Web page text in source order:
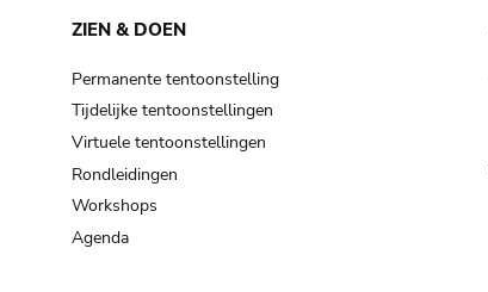
ZIEN & DOEN
Permanente tentoonstelling
Tijdelijke tentoonstellingen
Virtuele tentoonstellingen
Rondleidingen
Workshops
Agenda